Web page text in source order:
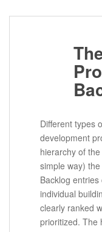
Different types
development
hierarchy of
simple way)
Backlog
individual
clearly ranked
prioritized. The